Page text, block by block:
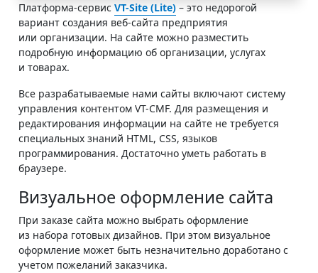
Платформа-сервис VT-Site (Lite) – это недорогой
вариант создания веб-сайта предприятия
или организации. На сайте можно разместить
подробную информацию об организации, услугах
и товарах.
Все разрабатываемые нами сайты включают систему
управления контентом VT-CMF. Для размещения и
редактирования информации на сайте не требуется
специальных знаний HTML, CSS, языков
программирования. Достаточно уметь работать в
браузере.
Визуальное оформление сайта
При заказе сайта можно выбрать оформление
из набора готовых дизайнов. При этом визуальное
оформление может быть незначительно доработано с
учетом пожеланий заказчика.